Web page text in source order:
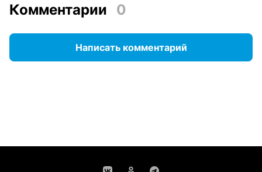
Комментарии 0
Написать комментарий